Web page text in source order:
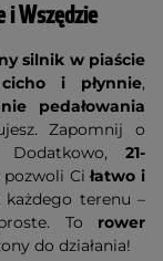
i Wszędzie
silnik w piaście
cicho i płynnie,
pedałowania
Zapomnij o
Dodatkowo, 21-
pozwoli Ciłatwo i
każdego terenu –
To rower
do działania!